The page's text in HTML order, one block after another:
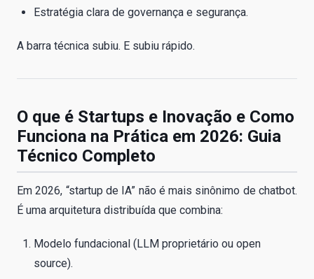
Estratégia clara de governança e segurança.
A barra técnica subiu. E subiu rápido.
O que é Startups e Inovação e Como
Funciona na Prática em 2026: Guia
Técnico Completo
Em 2026, “startup de IA” não é mais sinônimo de chatbot.
É uma arquitetura distribuída que combina:
Modelo fundacional (LLM proprietário ou open
source).